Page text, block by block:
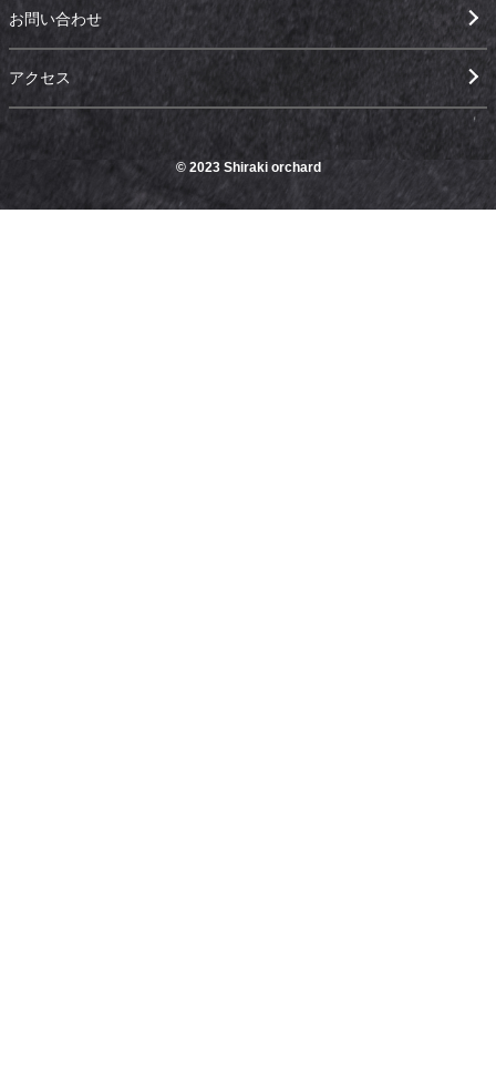
お問い合わせ
アクセス
© 2023 Shiraki orchard